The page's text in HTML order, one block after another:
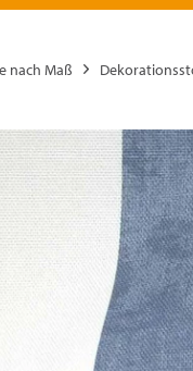
nach Maß